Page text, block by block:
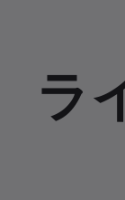
ラ